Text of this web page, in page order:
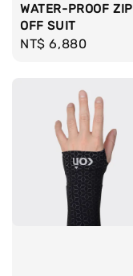
WATER-PROOF ZIP
OFF SUIT
Regular
NT$ 6,880